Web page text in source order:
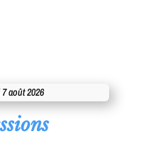
août 2026